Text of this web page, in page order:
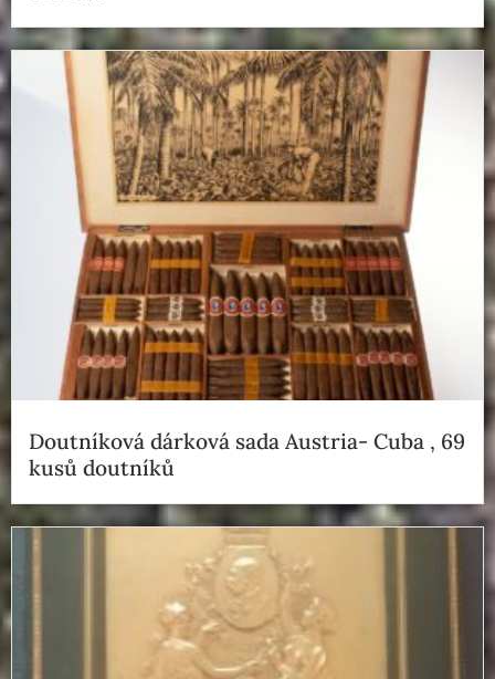
Doutníková dárková sada Austria- Cuba , 69
kusů doutníků